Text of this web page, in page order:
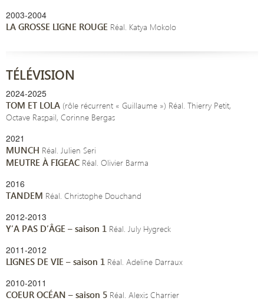
2003-2004
LA GROSSE LIGNE ROUGE Réal. Katya Mokolo
TÉLÉVISION
2024-2025
TOM ET LOLA (rôle récurrent « Guillaume ») Réal. Thierry Petit,
Octave Raspail, Corinne Bergas
2021
MUNCH Réal. Julien Seri
MEUTRE À FIGEAC Réal. Olivier Barma
2016
TANDEM Réal. Christophe Douchand
2012-2013
Y’A PAS D’ÂGE – saison 1 Réal. July Hygreck
2011-2012
LIGNES DE VIE – saison 1 Réal. Adeline Darraux
2010-2011
COEUR OCÉAN – saison 5 Réal. Alexis Charrier